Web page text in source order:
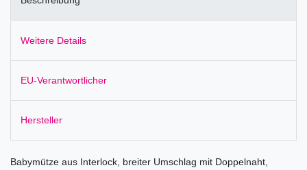
Weitere Details
EU-Verantwortlicher
Hersteller
Babymütze aus Interlock, breiter Umschlag mit Doppelnaht,